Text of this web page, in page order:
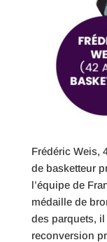
Frédéric Weis,
de basketteur
l’équipe de
médaille de
des parquets, il
reconversion